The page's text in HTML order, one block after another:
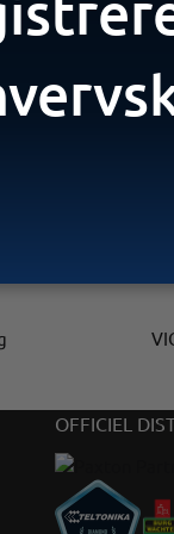
OFFICIEL